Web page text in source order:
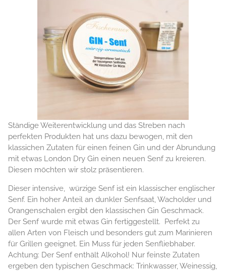
Ständige Weiterentwicklung und das Streben nach
perfekten Produkten hat uns dazu bewogen, mit den
klassichen Zutaten für einen feinen Gin und der Abrundung
mit etwas London Dry Gin einen neuen Senf zu kreieren.
Diesen möchten wir stolz präsentieren.
Dieser intensive, würzige Senf ist ein klassischer englischer
Senf. Ein hoher Anteil an dunkler Senfsaat, Wacholder und
Orangenschalen ergibt den klassischen Gin Geschmack.
Der Senf wurde mit etwas Gin fertiggestellt. Perfekt zu
allen Arten von Fleisch und besonders gut zum Marinieren
für Grillen geeignet. Ein Muss für jeden Senfliebhaber.
Achtung: Der Senf enthält Alkohol! Nur feinste Zutaten
ergeben den typischen Geschmack: Trinkwasser, Weinessig,